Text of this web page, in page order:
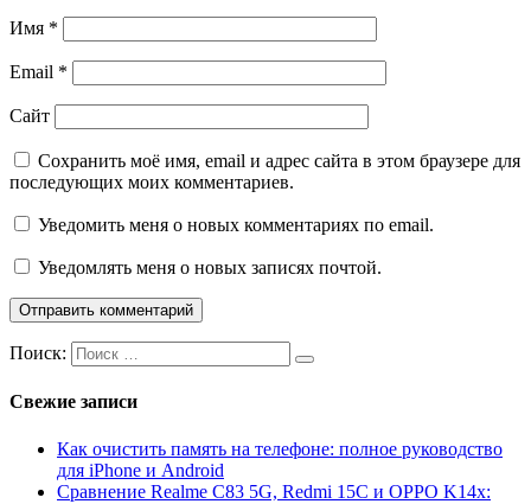
Имя *
Email *
Сайт
Сохранить моё имя, email и адрес сайта в этом браузере для
последующих моих комментариев.
Уведомить меня о новых комментариях по email.
Уведомлять меня о новых записях почтой.
Поиск:
Свежие записи
Как очистить память на телефоне: полное руководство
для iPhone и Android
Сравнение Realme C83 5G, Redmi 15C и OPPO K14x: